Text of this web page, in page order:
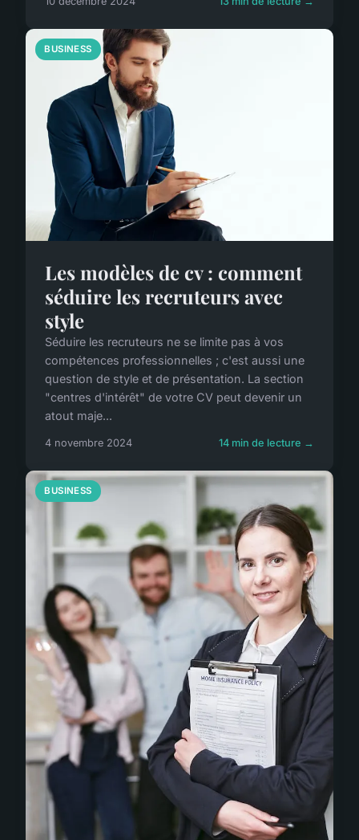
BUSINESS
Les modèles de cv : comment
séduire les recruteurs avec
style
Séduire les recruteurs ne se limite pas à vos
compétences professionnelles ; c'est aussi une
question de style et de présentation. La section
"centres d'intérêt" de votre CV peut devenir un
atout maje...
4 novembre 2024 14 min de lecture →
BUSINESS